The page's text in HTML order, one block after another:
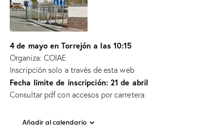
4 de mayo en Torrejón a las 10:15
Organiza: COIAE
Inscripción solo a través de esta web
Fecha límite de inscripción: 21 de abril
Consultar pdf con accesos por carretera
Añadir al calendario